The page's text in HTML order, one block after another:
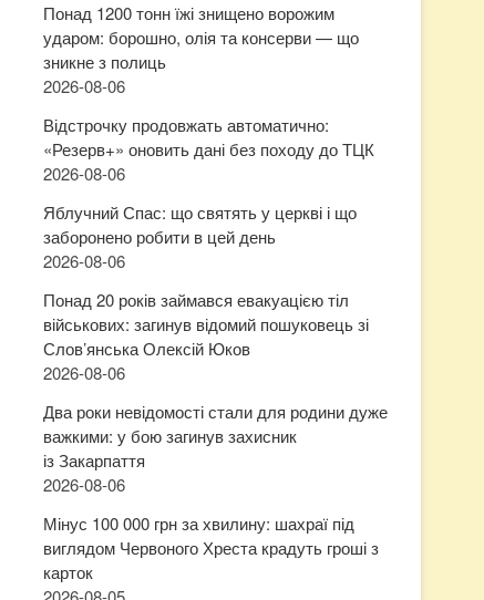
Понад 1200 тонн їжі знищено ворожим
ударом: борошно, олія та консерви — що
зникне з полиць
2026-08-06
Відстрочку продовжать автоматично:
«Резерв+» оновить дані без походу до ТЦК
2026-08-06
Яблучний Спас: що святять у церкві і що
заборонено робити в цей день
2026-08-06
Понад 20 років займався евакуацією тіл
військових: загинув відомий пошуковець зі
Слов’янська Олексій Юков
2026-08-06
Два роки невідомості стали для родини дуже
важкими: у бою загинув захисник
із Закарпаття
2026-08-06
Мінус 100 000 грн за хвилину: шахраї під
виглядом Червоного Хреста крадуть гроші з
карток